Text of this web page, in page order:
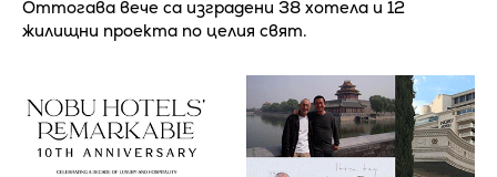
Оттогава вече са изградени 38 хотела и 12
жилищни проекта по целия свят.